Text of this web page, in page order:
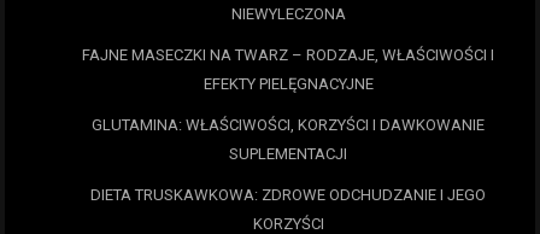
NIEWYLECZONA
FAJNE MASECZKI NA TWARZ – RODZAJE, WŁAŚCIWOŚCI I
EFEKTY PIELĘGNACYJNE
GLUTAMINA: WŁAŚCIWOŚCI, KORZYŚCI I DAWKOWANIE
SUPLEMENTACJI
DIETA TRUSKAWKOWA: ZDROWE ODCHUDZANIE I JEGO
KORZYŚCI